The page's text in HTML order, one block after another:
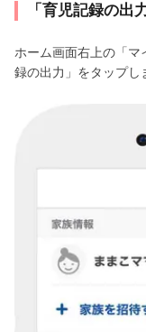
「育児記録の出
ホーム画面右上の「
録の出力」をタップし